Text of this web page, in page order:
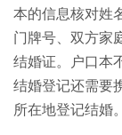
本的信息核对姓
门牌号、双方家
结婚证。户口本
结婚登记还需要
所在地登记结婚。